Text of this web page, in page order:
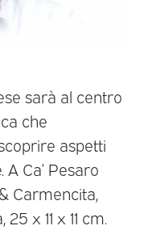
sarà al centro
che
aspetti
Ca’ Pesaro
Carmencita,
x 11 x 11 cm.